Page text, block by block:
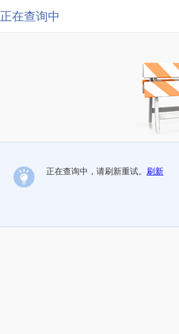
正在查询中
正在查询中，请刷新重试。 刷新